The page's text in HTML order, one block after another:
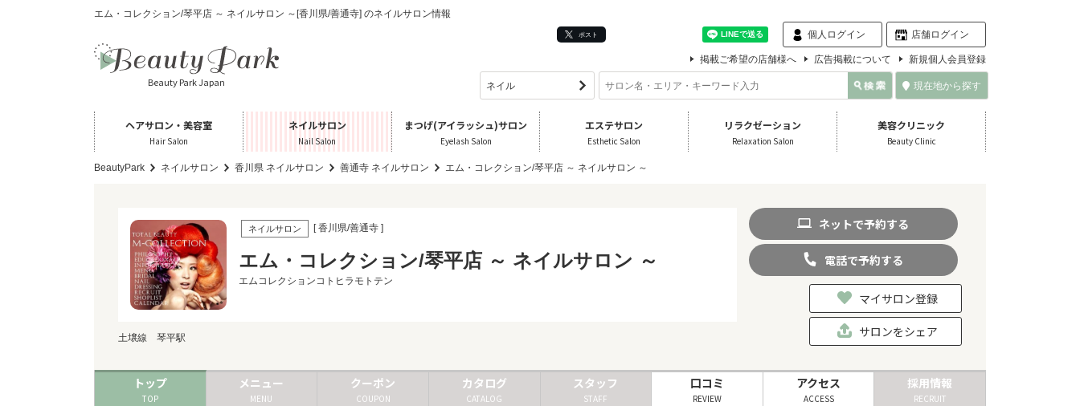
エム・コレクション/琴平店 ～ ネイルサロン ～[香川県/善通寺] のネイルサロン情報
ポスト 個人ログイン 店舗ログイン
Beauty Park Japan
掲載ご希望の店舗様へ 広告掲載について 新規個人会員登録
現在地から探す
ヘアサロン・美容室
Hair Salon
ネイルサロン
Nail Salon
まつげ(アイラッシュ)サロン
Eyelash Salon
エステサロン
Esthetic Salon
リラクゼーション
Relaxation Salon
美容クリニック
Beauty Clinic
BeautyPark ネイルサロン 香川県 ネイルサロン 善通寺 ネイルサロン エム・コレクション/琴平店 ～ ネイルサロン ～
ネイルサロン [ 香川県/善通寺 ]
エム・コレクション/琴平店 ～ ネイルサロン ～
エムコレクションコトヒラモトテン
土壌線 琴平駅
ネットで予約する
電話で予約する
マイサロン登録
サロンをシェア
トップ
TOP
メニュー
MENU
クーポン
COUPON
カタログ
CATALOG
スタッフ
STAFF
口コミ
REVIEW
アクセス
ACCESS
採用情報
RECRUIT